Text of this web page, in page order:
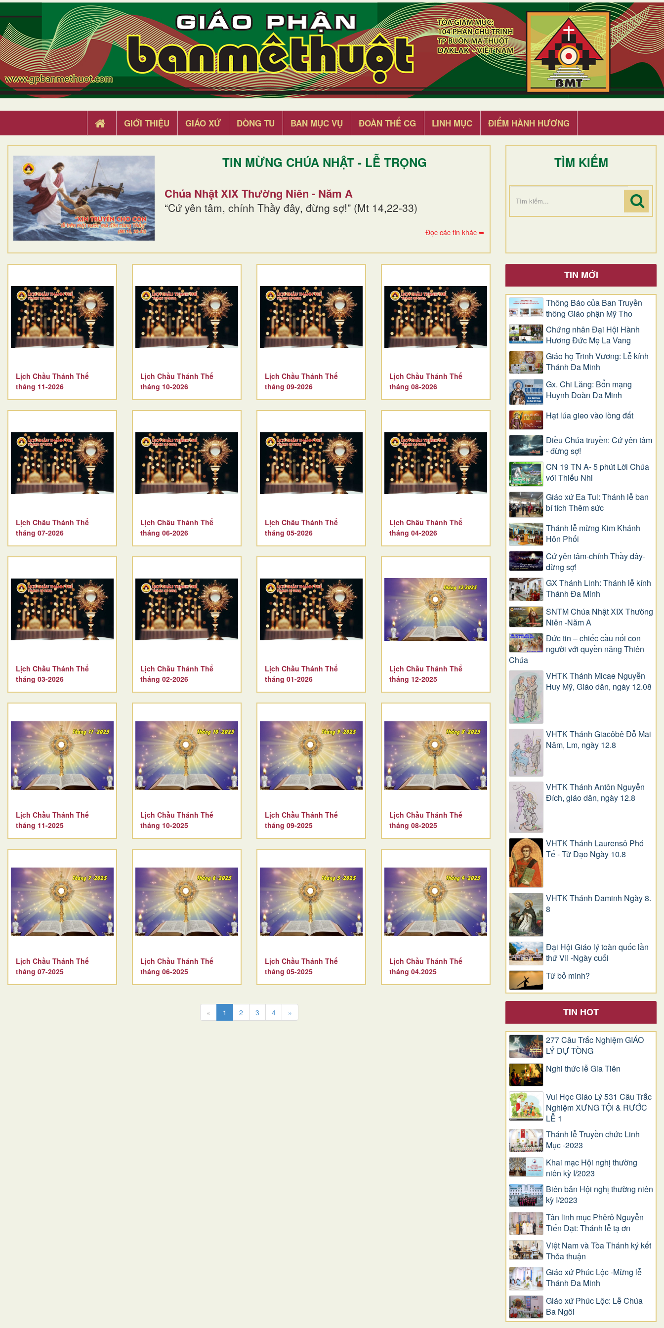
GIỚI THIỆU GIÁO XỨ DÒNG TU BAN MỤC VỤ ĐOÀN THỂ CG LINH MỤC ĐIỂM HÀNH HƯƠNG
TIN MỪNG CHÚA NHẬT - LỄ TRỌNG
Chúa Nhật XIX Thường Niên - Năm A
“Cứ yên tâm, chính Thầy đây, đừng sợ!” (Mt 14,22-33)
Đọc các tin khác ➥
TÌM KIẾM
Lịch Chầu Thánh Thể
tháng 11-2026
Lịch Chầu Thánh Thể
tháng 10-2026
Lịch Chầu Thánh Thể
tháng 09-2026
Lịch Chầu Thánh Thể
tháng 08-2026
Lịch Chầu Thánh Thể
tháng 07-2026
Lịch Chầu Thánh Thể
tháng 06-2026
Lịch Chầu Thánh Thể
tháng 05-2026
Lịch Chầu Thánh Thể
tháng 04-2026
Lịch Chầu Thánh Thể
tháng 03-2026
Lịch Chầu Thánh Thể
tháng 02-2026
Lịch Chầu Thánh Thể
tháng 01-2026
Lịch Chầu Thánh Thể
tháng 12-2025
Lịch Chầu Thánh Thể
tháng 11-2025
Lịch Chầu Thánh Thể
tháng 10-2025
Lịch Chầu Thánh Thể
tháng 09-2025
Lịch Chầu Thánh Thể
tháng 08-2025
Lịch Chầu Thánh Thể
tháng 07-2025
Lịch Chầu Thánh Thể
tháng 06-2025
Lịch Chầu Thánh Thể
tháng 05-2025
Lịch Chầu Thánh Thể
tháng 04.2025
« 1 2 3 4 »
TIN MỚI
Thông Báo của Ban Truyền
thông Giáo phận Mỹ Tho
Chứng nhân Đại Hội Hành
Hương Đức Mẹ La Vang
Giáo họ Trinh Vương: Lễ kính
Thánh Đa Minh
Gx. Chi Lăng: Bổn mạng
Huynh Đoàn Đa Minh
Hạt lúa gieo vào lòng đất
Điều Chúa truyền: Cứ yên tâm
- đừng sợ!
CN 19 TN A- 5 phút Lời Chúa
với Thiếu Nhi
Giáo xứ Ea Tul: Thánh lễ ban
bí tích Thêm sức
Thánh lễ mừng Kim Khánh
Hôn Phối
Cứ yên tâm-chính Thầy đây-
đừng sợ!
GX Thánh Linh: Thánh lễ kính
Thánh Đa Minh
SNTM Chúa Nhật XIX Thường
Niên -Năm A
Đức tin – chiếc cầu nối con
người với quyền năng Thiên
Chúa
VHTK Thánh Micae Nguyễn
Huy Mỹ, Giáo dân, ngày 12.08
VHTK Thánh Giacôbê Ðỗ Mai
Năm, Lm, ngày 12.8
VHTK Thánh Antôn Nguyễn
Ðích, giáo dân, ngày 12.8
VHTK Thánh Laurensô Phó
Tế - Tử Đạo Ngày 10.8
VHTK Thánh Đaminh Ngày 8.
8
Đại Hội Giáo lý toàn quốc lần
thứ VII -Ngày cuối
Từ bỏ mình?
TIN HOT
277 Câu Trắc Nghiệm GIÁO
LÝ DỰ TÒNG
Nghi thức lễ Gia Tiên
Vui Học Giáo Lý 531 Câu Trắc
Nghiệm XƯNG TỘI & RƯỚC
LỄ 1
Thánh lễ Truyền chức Linh
Mục -2023
Khai mạc Hội nghị thường
niên kỳ I/2023
Biên bản Hội nghị thường niên
kỳ I/2023
Tân linh mục Phêrô Nguyễn
Tiến Đạt: Thánh lễ tạ ơn
Việt Nam và Tòa Thánh ký kết
Thỏa thuận
Giáo xứ Phúc Lộc -Mừng lễ
Thánh Đa Minh
Giáo xứ Phúc Lộc: Lễ Chúa
Ba Ngôi